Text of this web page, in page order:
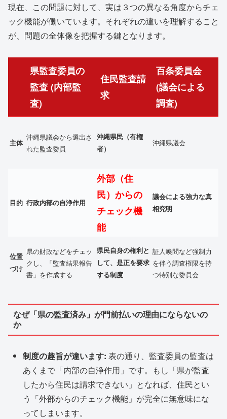
現在、この問題に対して、実は３つの異なる角度からチェ
ック機能が働いています。それぞれの違いを理解すること
が、問題の全体像を把握する鍵となります。
県監査委員の
監査(内部監
査)
住民監査請
求
百条委員会
(議会による
調査)
主体
沖縄県議会から選出さ
れた監査委員
沖縄県民（有権
者）
沖縄県議会
目的 行政内部の自浄作用
外部（住
民）からの
チェック機
能
議会による強力な真
相究明
位置
づけ
県の財政などをチェッ
クし、「監査結果報告
書」を作成する
県民自身の権利と
して、是正を要求
する制度
証人喚問など強制力
を伴う調査権限を持
つ特別な委員会
なぜ「県の監査済み」が門前払いの理由にならないの
か
制度の趣旨が違います: 表の通り、監査委員の監査は
あくまで「内部の自浄作用」です。もし「県が監査
したから住民は請求できない」となれば、住民とい
う「外部からのチェック機能」が完全に無意味にな
ってしまいます。